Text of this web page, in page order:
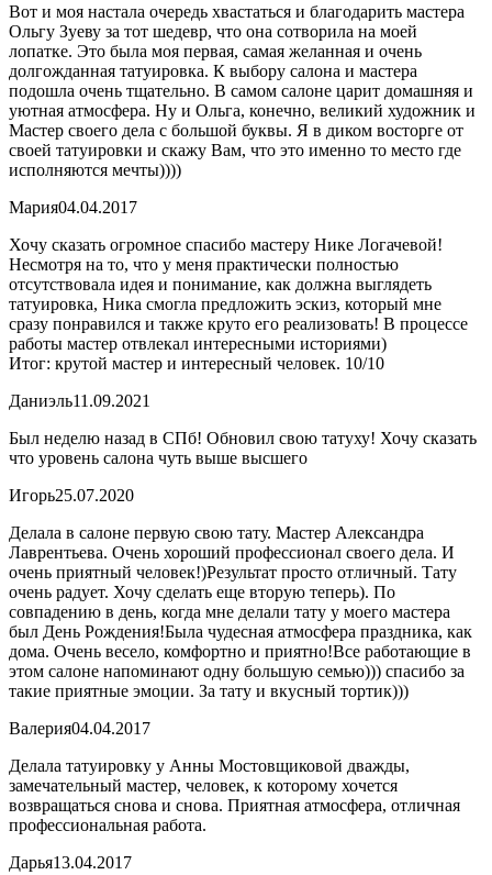
Вот и моя настала очередь хвастаться и благодарить мастера
Ольгу Зуеву за тот шедевр, что она сотворила на моей
лопатке. Это была моя первая, самая желанная и очень
долгожданная татуировка. К выбору салона и мастера
подошла очень тщательно. В самом салоне царит домашняя и
уютная атмосфера. Ну и Ольга, конечно, великий художник и
Мастер своего дела с большой буквы. Я в диком восторге от
своей татуировки и скажу Вам, что это именно то место где
исполняются мечты))))
Мария04.04.2017
Хочу сказать огромное спасибо мастеру Нике Логачевой!
Несмотря на то, что у меня практически полностью
отсутствовала идея и понимание, как должна выглядеть
татуировка, Ника смогла предложить эскиз, который мне
сразу понравился и также круто его реализовать! В процессе
работы мастер отвлекал интересными историями)
Итог: крутой мастер и интересный человек. 10/10
Даниэль11.09.2021
Был неделю назад в СПб! Обновил свою татуху! Хочу сказать
что уровень салона чуть выше высшего
Игорь25.07.2020
Делала в салоне первую свою тату. Мастер Александра
Лаврентьева. Очень хороший профессионал своего дела. И
очень приятный человек!)Результат просто отличный. Тату
очень радует. Хочу сделать еще вторую теперь). По
совпадению в день, когда мне делали тату у моего мастера
был День Рождения!Была чудесная атмосфера праздника, как
дома. Очень весело, комфортно и приятно!Все работающие в
этом салоне напоминают одну большую семью))) спасибо за
такие приятные эмоции. За тату и вкусный тортик)))
Валерия04.04.2017
Делала татуировку у Анны Мостовщиковой дважды,
замечательный мастер, человек, к которому хочется
возвращаться снова и снова. Приятная атмосфера, отличная
профессиональная работа.
Дарья13.04.2017